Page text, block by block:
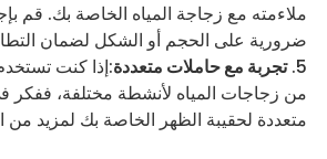
ملاءمته مع زجاجة المياه الخاصة بك. قم
ضرورية على الحجم أو الشكل لضمان
تجربة مع حاملات متعددة:إذا كنت
من زجاجات المياه لأنشطة مختلفة، ففكر
متعددة لحقيبة الظهر الخاصة بك لمزيد من